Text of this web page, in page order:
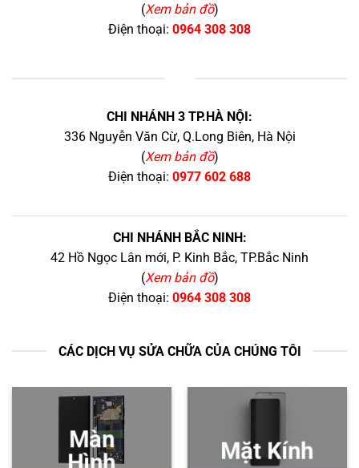
(Xem bản đồ)
Điện thoại: 0964 308 308
CHI NHÁNH 3 TP.HÀ NỘI:
336 Nguyễn Văn Cừ, Q.Long Biên, Hà Nội
(Xem bản đồ)
Điện thoại: 0977 602 688
CHI NHÁNH BẮC NINH:
42 Hồ Ngọc Lân mới, P. Kinh Bắc, TP.Bắc Ninh
(Xem bản đồ)
Điện thoại: 0964 308 308
CÁC DỊCH VỤ SỬA CHỮA CỦA CHÚNG TÔI
Màn
Mặt Kính